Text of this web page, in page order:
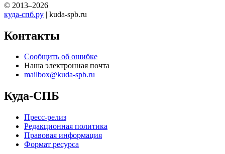
© 2013–2026
куда-спб.ру | kuda-spb.ru
Контакты
Сообщить об ошибке
Наша электронная почта
mailbox@kuda-spb.ru
Куда-СПБ
Пресс-релиз
Редакционная политика
Правовая информация
Формат ресурса